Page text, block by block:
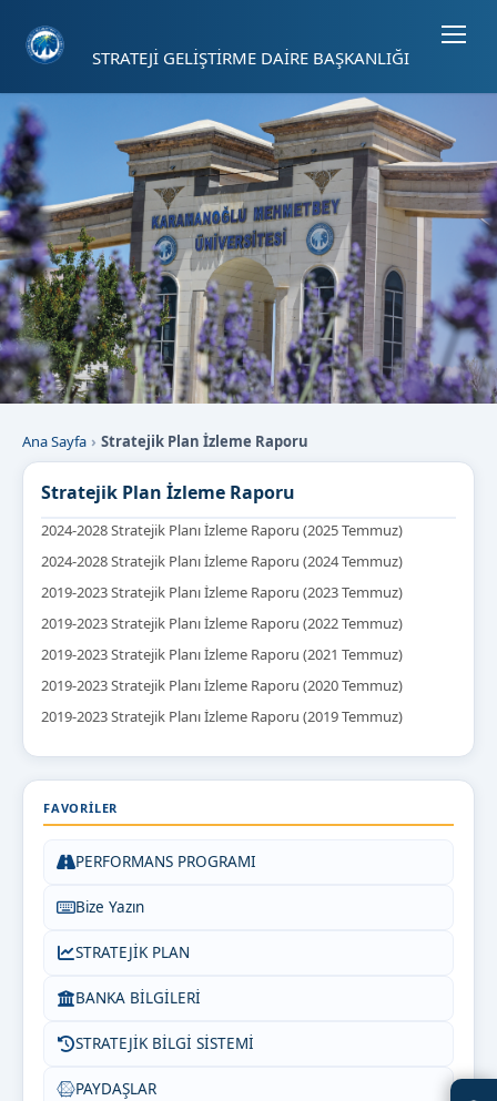
STRATEJİ GELİŞTİRME DAİRE BAŞKANLIĞI
Ana Sayfa Stratejik Plan İzleme Raporu
Stratejik Plan İzleme Raporu
2024-2028 Stratejik Planı İzleme Raporu (2025 Temmuz)
2024-2028 Stratejik Planı İzleme Raporu (2024 Temmuz)
2019-2023 Stratejik Planı İzleme Raporu (2023 Temmuz)
2019-2023 Stratejik Planı İzleme Raporu (2022 Temmuz)
2019-2023 Stratejik Planı İzleme Raporu (2021 Temmuz)
2019-2023 Stratejik Planı İzleme Raporu (2020 Temmuz)
2019-2023 Stratejik Planı İzleme Raporu (2019 Temmuz)
FAVORILER
PERFORMANS PROGRAMI
Bize Yazın
STRATEJİK PLAN
BANKA BİLGİLERİ
STRATEJİK BİLGİ SİSTEMİ
PAYDAŞLAR